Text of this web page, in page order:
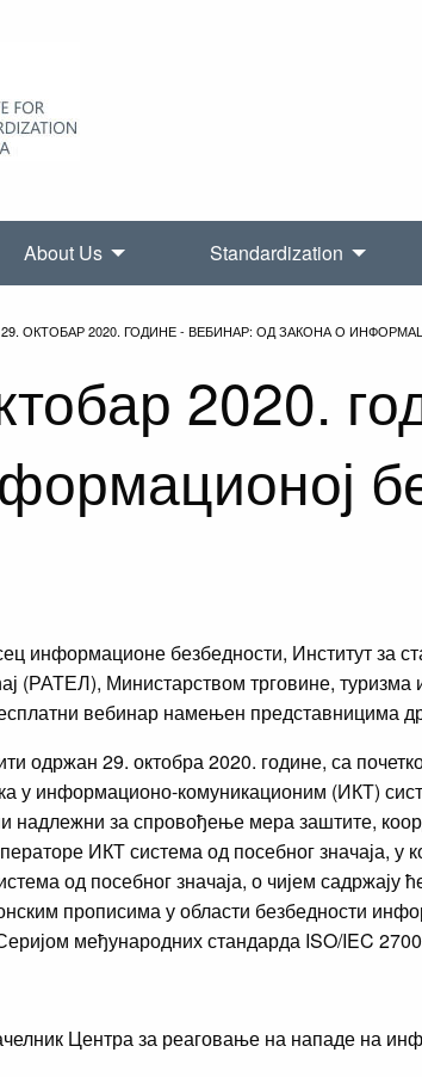
About Us Standardization
29. ОКТОБАР 2020. ГОДИНЕ - ВЕБИНАР: ОД ЗАКОНА О
2020.
информационе безбедности, Институт за
(РАТЕЛ), Министарством трговине,
вебинар намењен представницима
одржан 29. октобра 2020. године, са
у информационо-комуникационим (ИКТ)
надлежни за спровођење мера заштите,
ИКТ система од посебног значаја,
од посебног значаја, о чијем
прописима у области безбедности
међународних стандарда ISO/IEC
Центра за реаговање на нападе на